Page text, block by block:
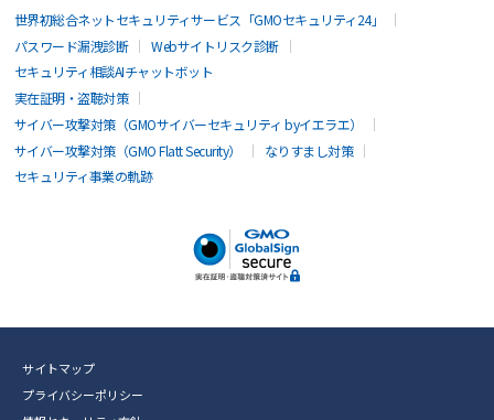
世界初総合ネットセキュリティサービス「GMOセキュリティ24」
パスワード漏洩診断
Webサイトリスク診断
セキュリティ相談AIチャットボット
実在証明・盗聴対策
サイバー攻撃対策（GMOサイバーセキュリティ byイエラエ）
サイバー攻撃対策（GMO Flatt Security）
なりすまし対策
セキュリティ事業の軌跡
サイトマップ
プライバシーポリシー